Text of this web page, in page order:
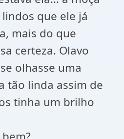
que ele já
mais do que
certeza. Olavo
olhasse uma
tão linda assim de
tinha um brilho